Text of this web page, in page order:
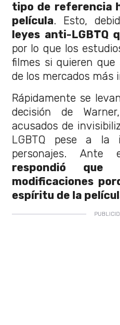
tipo de referencia
película. Esto,
leyes anti-LGBTQ
por lo que los
filmes si quieren
de los mercados más
Rápidamente se
decisión de
acusados de
LGBTQ pese a la
personajes. Ante
respondió que
modificaciones
espíritu de la